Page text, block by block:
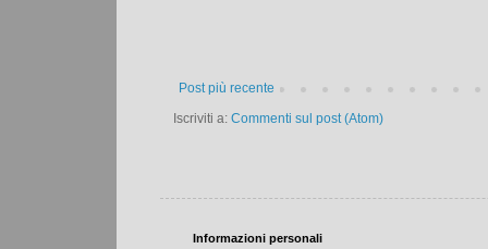
Post più recente
Iscriviti a: Commenti sul post (Atom)
Informazioni personali